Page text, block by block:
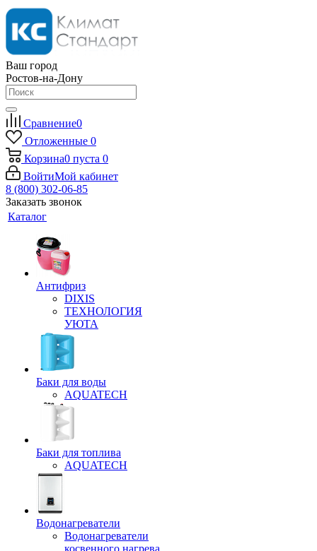
Ваш город
Ростов-на-Дону
Сравнение0
Отложенные 0
Корзина0 пуста 0
ВойтиМой кабинет
8 (800) 302-06-85
Заказать звонок
Каталог
Антифриз
DIXIS
ТЕХНОЛОГИЯ
УЮТА
Баки для воды
AQUATECH
Баки для топлива
AQUATECH
Водонагреватели
Водонагреватели
косвенного нагрева